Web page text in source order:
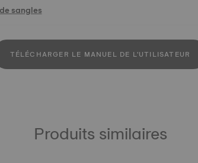
sangles
TÉLÉCHARGER LE MANUEL DE L'UTILISATEUR
Produits similaires